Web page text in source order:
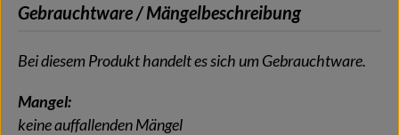
Gebrauchtware / Mängelbeschreibung
Bei diesem Produkt handelt es sich um Gebrauchtware.
Mangel:
keine auffallenden Mängel